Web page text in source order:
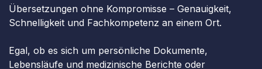
Übersetzungen ohne Kompromisse – Genauigkeit,
Schnelligkeit und Fachkompetenz an einem Ort.
Egal, ob es sich um persönliche Dokumente,
Lebensläufe und medizinische Berichte oder